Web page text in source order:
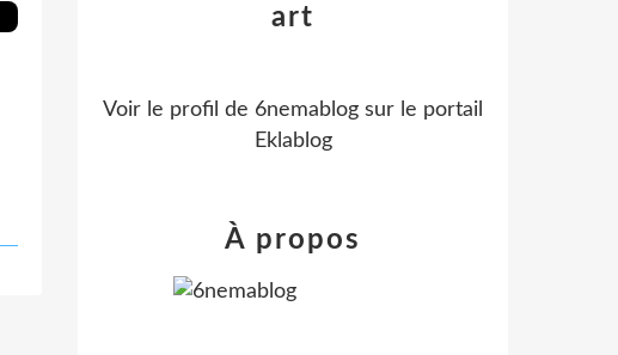
art
Voir le profil de 6nemablog sur le portail
Eklablog
À propos